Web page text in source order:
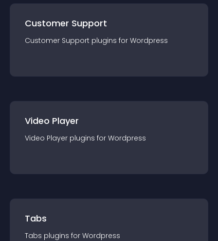
Customer Support
Customer Support plugins for Wordpress
Video Player
Video Player plugins for Wordpress
Tabs
Tabs plugins for Wordpress